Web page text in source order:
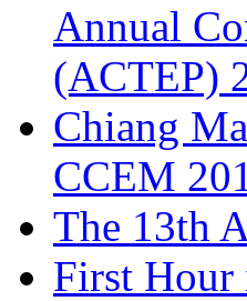
Annual
(ACTEP)
Chiang
CCEM
The 13th
First Hour